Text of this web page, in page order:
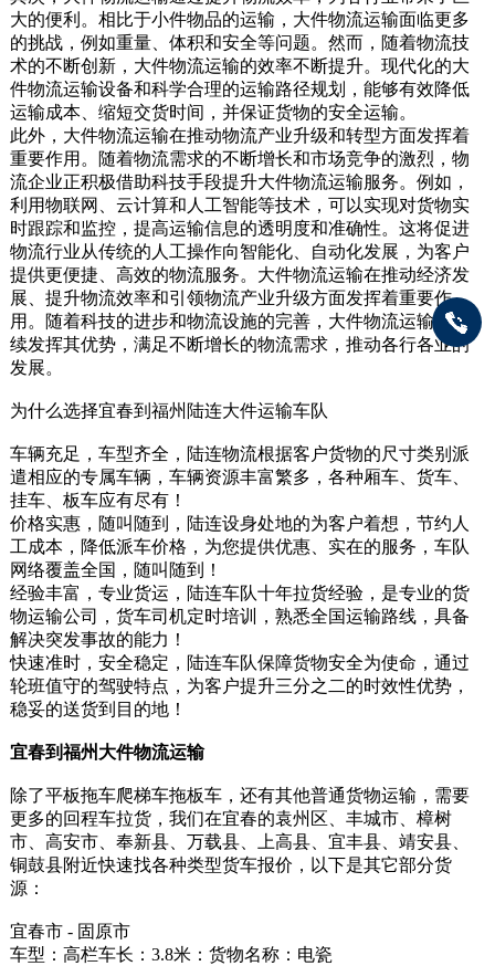
大的便利。相比于小件物品的运输，大件物流运输面临更多
的挑战，例如重量、体积和安全等问题。然而，随着物流技
术的不断创新，大件物流运输的效率不断提升。现代化的大
件物流运输设备和科学合理的运输路径规划，能够有效降低
运输成本、缩短交货时间，并保证货物的安全运输。
此外，大件物流运输在推动物流产业升级和转型方面发挥着
重要作用。随着物流需求的不断增长和市场竞争的激烈，物
流企业正积极借助科技手段提升大件物流运输服务。例如，
利用物联网、云计算和人工智能等技术，可以实现对货物实
时跟踪和监控，提高运输信息的透明度和准确性。这将促进
物流行业从传统的人工操作向智能化、自动化发展，为客户
提供更便捷、高效的物流服务。大件物流运输在推动经济发
展、提升物流效率和引领物流产业升级方面发挥着重要作
用。随着科技的进步和物流设施的完善，大件物流运输将继
续发挥其优势，满足不断增长的物流需求，推动各行各业的
发展。
为什么选择宜春到福州陆连大件运输车队
车辆充足，车型齐全，陆连物流根据客户货物的尺寸类别派
遣相应的专属车辆，车辆资源丰富繁多，各种厢车、货车、
挂车、板车应有尽有！
价格实惠，随叫随到，陆连设身处地的为客户着想，节约人
工成本，降低派车价格，为您提供优惠、实在的服务，车队
网络覆盖全国，随叫随到！
经验丰富，专业货运，陆连车队十年拉货经验，是专业的货
物运输公司，货车司机定时培训，熟悉全国运输路线，具备
解决突发事故的能力！
快速准时，安全稳定，陆连车队保障货物安全为使命，通过
轮班值守的驾驶特点，为客户提升三分之二的时效性优势，
稳妥的送货到目的地！
宜春到福州大件物流运输
除了平板拖车爬梯车拖板车，还有其他普通货物运输，需要
更多的回程车拉货，我们在宜春的袁州区、丰城市、樟树
市、高安市、奉新县、万载县、上高县、宜丰县、靖安县、
铜鼓县附近快速找各种类型货车报价，以下是其它部分货
源：
宜春市 - 固原市
车型：高栏车长：3.8米：货物名称：电瓷